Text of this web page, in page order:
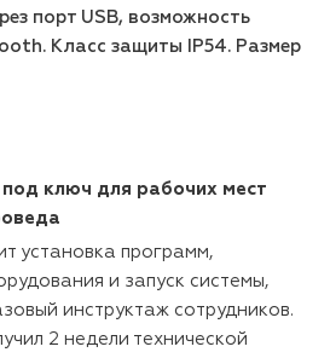
порт USB, возможность
Класс защиты IP54. Размер
ключ для рабочих мест
установка программ,
и запуск системы,
инструктаж сотрудников.
2 недели технической